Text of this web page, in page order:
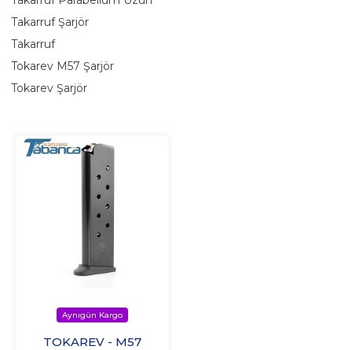
Takarruf Şarjör
Takarruf
Tokarev M57 Şarjör
Tokarev Şarjör
TOKAREV - M57